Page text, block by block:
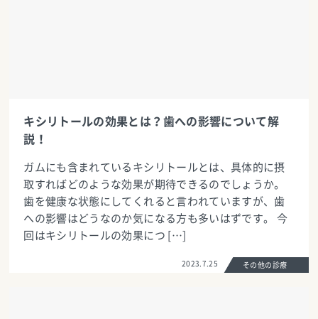
キシリトールの効果とは？歯への影響について解
説！
ガムにも含まれているキシリトールとは、具体的に摂
取すればどのような効果が期待できるのでしょうか。
歯を健康な状態にしてくれると言われていますが、歯
への影響はどうなのか気になる方も多いはずです。 今
回はキシリトールの効果につ […]
2023.7.25 その他の診療